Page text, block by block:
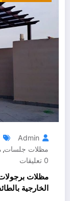
Admin
مظلات جلسات,
0 تعليقات
مظلات
الخارجية بالطائف